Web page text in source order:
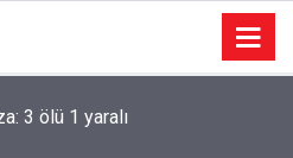
3 ölü 1 yaralı